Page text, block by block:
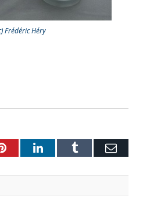
Frédéric Héry
PinterestLinkedInTumblr